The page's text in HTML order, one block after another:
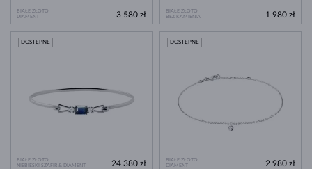
BIAŁE ZŁOTO
DIAMENT
3 580 zł
BIAŁE ZŁOTO
BEZ KAMIENIA
1 980 zł
BIAŁE ZŁOTO
NIEBIESKI SZAFIR & DIAMENT
DOSTĘPNE
24 380 zł
BIAŁE ZŁOTO
DIAMENT
DOSTĘPNE
2 980 zł